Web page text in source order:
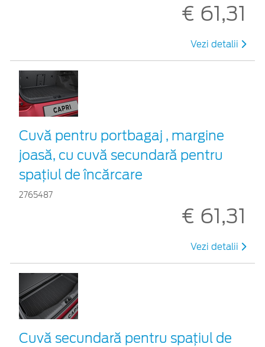
€ 61,31
Vezi detalii
Cuvă pentru portbagaj , margine
joasă, cu cuvă secundară pentru
spațiul de încărcare
2765487
€ 61,31
Vezi detalii
Cuvă secundară pentru spațiul de